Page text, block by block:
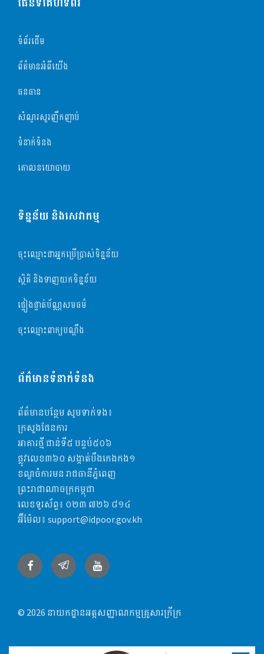
ផែនទីគេហទំព័រ
ទំព័រដើម
ព័ត៌មានអំពីយើង
ធនធាន
សំណួរសួរញឹកញាប់
ទំនាក់ទំនង
គោលនយោបាយ
ទិន្នន័យ និងសេវាកម្ម
ចុះឈ្មោះជាអ្នកប្រើប្រាស់ទិន្នន័យ
ស្ថិតិ និងទាញយកទិន្នន័យ
ផ្ទៀងផ្ទាត់ប័ណ្ណសមធម៌
ចុះឈ្មោះពាក្យបណ្តឹង
ព័ត៌មានទំនាក់ទំនង
ព័ត៌មានបន្ថែម សូមទាក់ទង៖
ក្រសួងផែនការ
អាគារថ្មី ជាន់ទី៥​ បន្ទប់៥០៦
ផ្លូវលេខ៣៦០ សង្កាត់បឹងកេងកង១
ខណ្ឌចំការមន រាជធានីភ្នំពេញ
ព្រះរាជាណាចក្រកម្ពុជា
លេខទូរស័ព្ទ៖ ០២៣​​ ៧២៦ ៨១៤
អ៊ីម៉ែល៖ support@idpoor.gov.kh
FacebookTelegramYouTube
© 2026 នាយកដ្ឋានអត្តសញ្ញាណកម្មគ្រួសារក្រីក្រ